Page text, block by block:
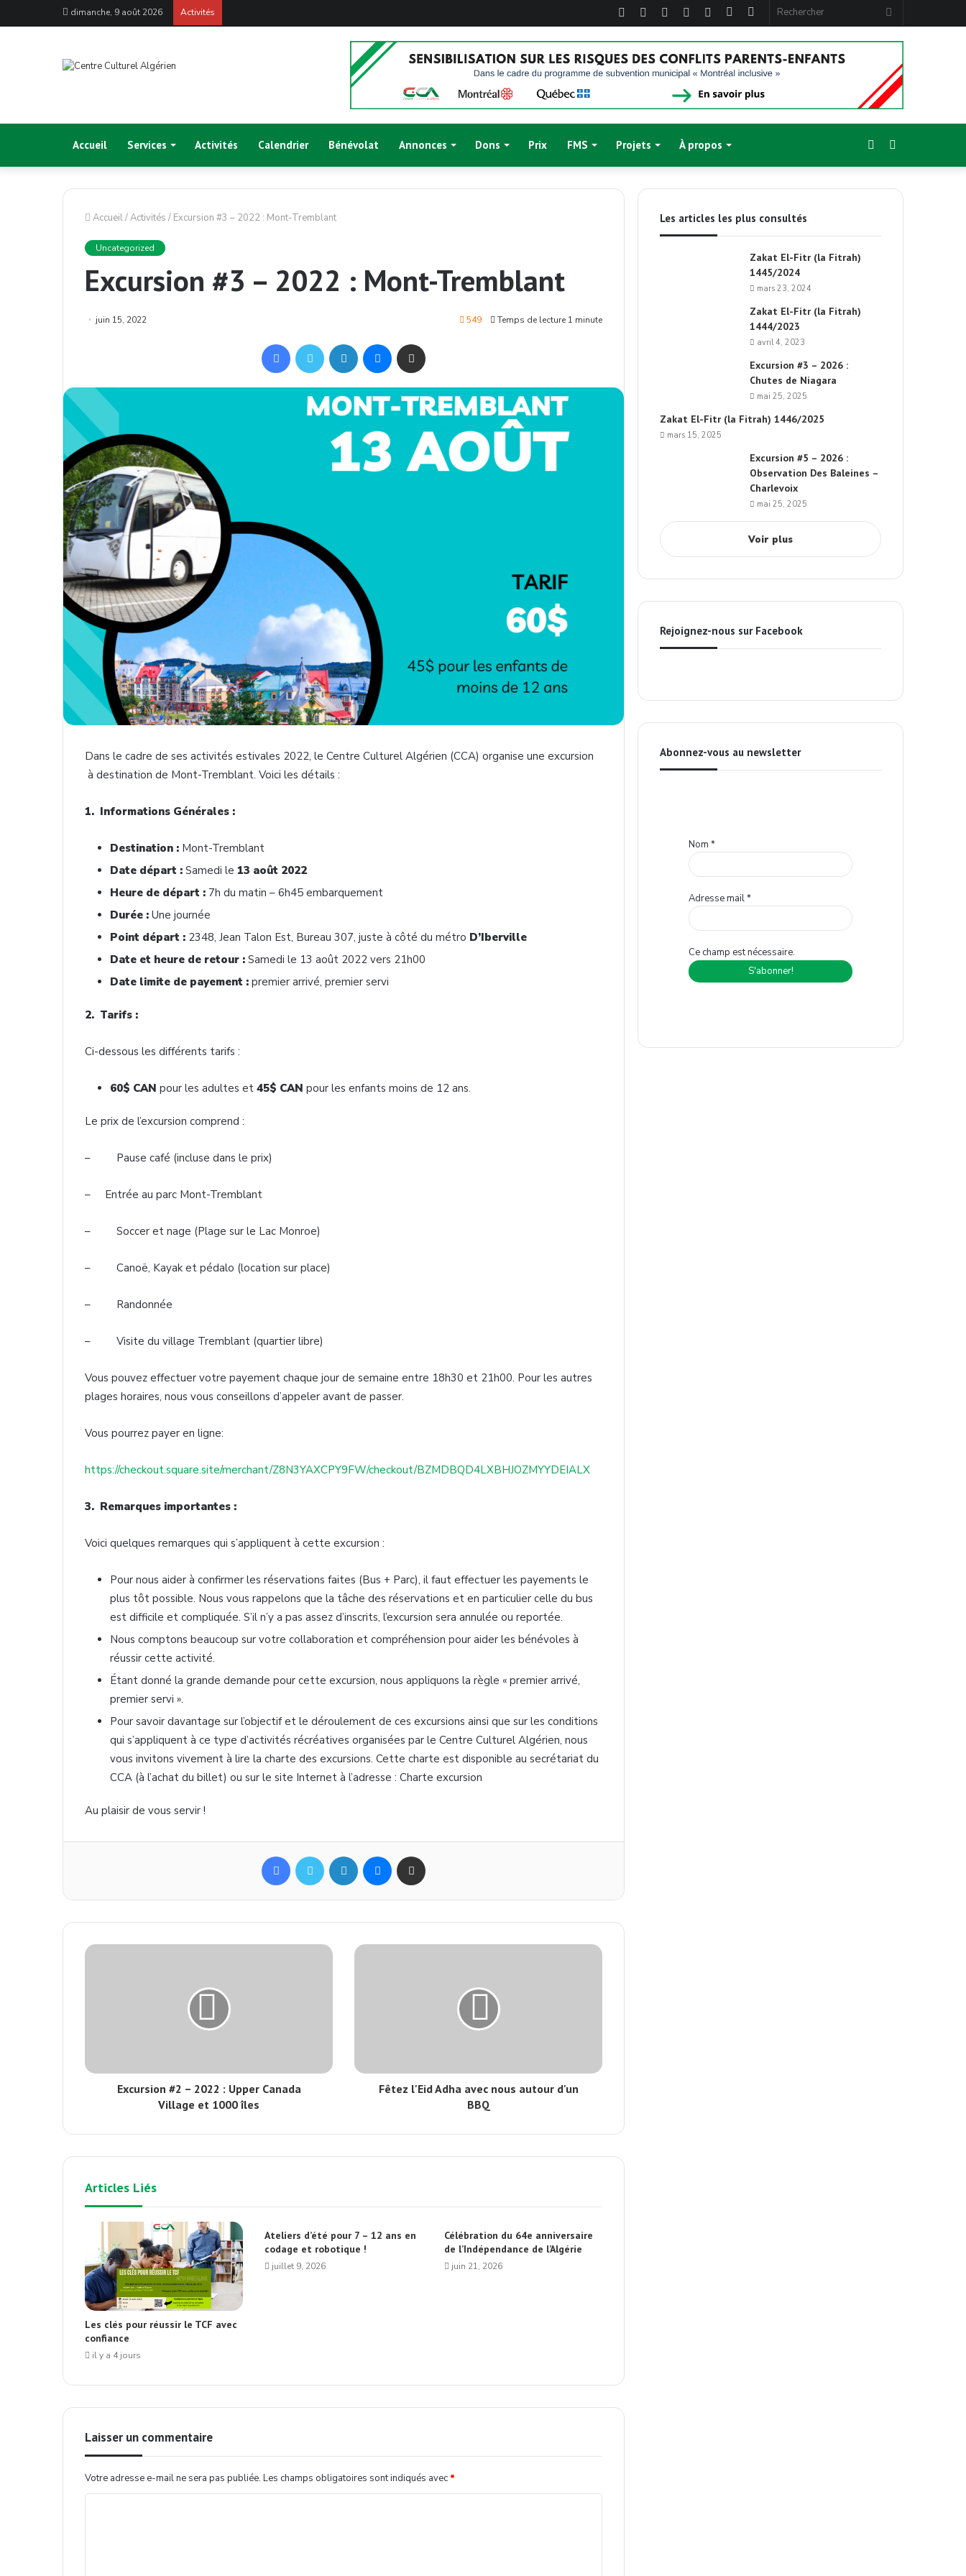
dimanche, 9 août 2026 Activités Rechercher
Sidebar
latérale)
Article
Instagram
YouTube
Linkedin
Twitter
Facebook
Accueil Services Activités Calendrier Bénévolat Annonces Dons Prix FMS Projets À propos
skin
Sidebar
(barre
Accueil/Activités / Excursion #3 – 2022 : Mont-Tremblant
Uncategorized
Excursion #3 – 2022 : Mont-Tremblant
juin 15, 2022 549 Temps de lecture 1 minute
Facebook Twitter Linkedin Messenger
Dans le cadre de ses activités estivales 2022, le Centre Culturel Algérien (CCA) organise une excursion
à destination de Mont-Tremblant. Voici les détails :
1. Informations Générales :
Destination : Mont-Tremblant
Date départ : Samedi le 13 août 2022
Heure de départ : 7h du matin – 6h45 embarquement
Durée : Une journée
Point départ : 2348, Jean Talon Est, Bureau 307, juste à côté du métro D’Iberville
Date et heure de retour : Samedi le 13 août 2022 vers 21h00
Date limite de payement : premier arrivé, premier servi
2. Tarifs :
Ci-dessous les différents tarifs :
60$ CAN pour les adultes et 45$ CAN pour les enfants moins de 12 ans.
Le prix de l’excursion comprend :
– Pause café (incluse dans le prix)
– Entrée au parc Mont-Tremblant
– Soccer et nage (Plage sur le Lac Monroe)
– Canoë, Kayak et pédalo (location sur place)
– Randonnée
– Visite du village Tremblant (quartier libre)
Vous pouvez effectuer votre payement chaque jour de semaine entre 18h30 et 21h00. Pour les autres
plages horaires, nous vous conseillons d’appeler avant de passer.
Vous pourrez payer en ligne:
https://checkout.square.site/merchant/Z8N3YAXCPY9FW/checkout/BZMDBQD4LXBHJOZMYYDEIALX
3. Remarques importantes :
Voici quelques remarques qui s’appliquent à cette excursion :
Pour nous aider à confirmer les réservations faites (Bus + Parc), il faut effectuer les payements le
plus tôt possible. Nous vous rappelons que la tâche des réservations et en particulier celle du bus
est difficile et compliquée. S’il n’y a pas assez d’inscrits, l’excursion sera annulée ou reportée.
Nous comptons beaucoup sur votre collaboration et compréhension pour aider les bénévoles à
réussir cette activité.
Étant donné la grande demande pour cette excursion, nous appliquons la règle « premier arrivé,
premier servi ».
Pour savoir davantage sur l’objectif et le déroulement de ces excursions ainsi que sur les conditions
qui s’appliquent à ce type d’activités récréatives organisées par le Centre Culturel Algérien, nous
vous invitons vivement à lire la charte des excursions. Cette charte est disponible au secrétariat du
CCA (à l’achat du billet) ou sur le site Internet à l’adresse : Charte excursion
Au plaisir de vous servir !
Facebook Twitter Linkedin Messenger
Excursion #2 – 2022 : Upper Canada
Village et 1000 îles
Fêtez l'Eid Adha avec nous autour d'un
BBQ
Articles Liés
Les clés pour réussir le TCF avec
confiance
il y a 4 jours
Ateliers d’été pour 7 – 12 ans en
codage et robotique !
juillet 9, 2026
Célébration du 64e anniversaire
de l’Indépendance de l’Algérie
juin 21, 2026
Laisser un commentaire
Votre adresse e-mail ne sera pas publiée. Les champs obligatoires sont indiqués avec *
Les articles les plus consultés
Zakat El-Fitr (la Fitrah)
1445/2024
mars 23, 2024
Zakat El-Fitr (la Fitrah)
1444/2023
avril 4, 2023
Excursion #3 – 2026 :
Chutes de Niagara
mai 25, 2025
Zakat El-Fitr (la Fitrah) 1446/2025
mars 15, 2025
Excursion #5 – 2026 :
Observation Des Baleines –
Charlevoix
mai 25, 2025
Voir plus
Rejoignez-nous sur Facebook
Abonnez-vous au newsletter
Nom*
Adresse mail*
Ce champ est nécessaire.